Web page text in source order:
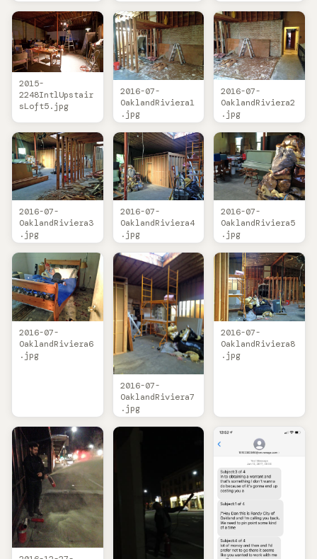
2015-
2248IntlUpstair
sLoft5.jpg
2016-07-
OaklandRiviera1
.jpg
2016-07-
OaklandRiviera2
.jpg
2016-07-
OaklandRiviera3
.jpg
2016-07-
OaklandRiviera4
.jpg
2016-07-
OaklandRiviera5
.jpg
2016-07-
OaklandRiviera6
.jpg
2016-07-
OaklandRiviera7
.jpg
2016-07-
OaklandRiviera8
.jpg